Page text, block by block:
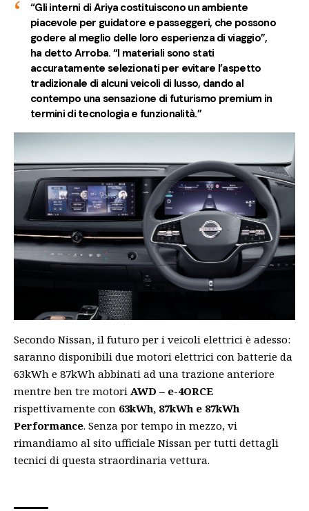
“Gli interni di Ariya costituiscono un ambiente
piacevole per guidatore e passeggeri, che possono
godere al meglio delle loro esperienza di viaggio”,
ha detto Arroba. “I materiali sono stati
accuratamente selezionati per evitare l’aspetto
tradizionale di alcuni veicoli di lusso, dando al
contempo una sensazione di futurismo premium in
termini di tecnologia e funzionalità.”
Secondo Nissan, il futuro per i veicoli elettrici è adesso:
saranno disponibili due motori elettrici con batterie da
63kWh e 87kWh abbinati ad una trazione anteriore
mentre ben tre motori AWD – e-4ORCE
rispettivamente con 63kWh, 87kWh e 87kWh
Performance. Senza por tempo in mezzo, vi
rimandiamo al sito ufficiale Nissan per tutti dettagli
tecnici di questa straordinaria vettura.